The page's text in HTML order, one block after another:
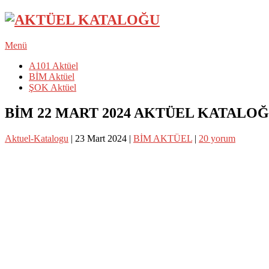
Menü
A101 Aktüel
BİM Aktüel
ŞOK Aktüel
BİM 22 MART 2024 AKTÜEL
Aktuel-Katalogu | 23 Mart 2024 | BİM AKTÜEL | 20 yorum